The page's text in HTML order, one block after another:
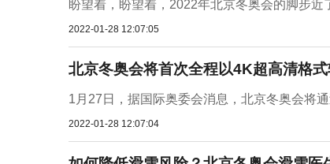
盼望着，盼望着，2022年北京冬奥会的脚步近
2022-01-28 12:07:05
北京冬奥会将首次全程以4K超高清格
1月27日，据国际奥委会消息，北京冬奥会将
2022-01-28 12:07:04